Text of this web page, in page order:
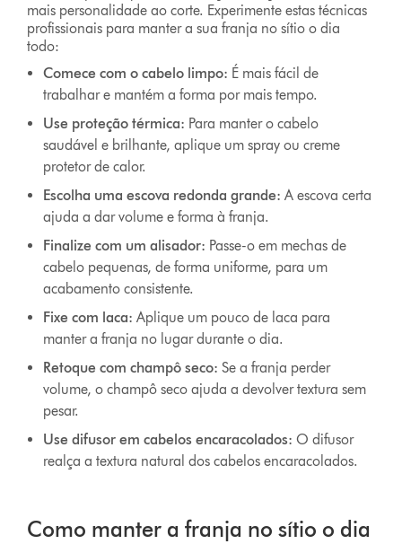
mais personalidade ao corte. Experimente estas técnicas
profissionais para manter a sua franja no sítio o dia
todo:
Comece com o cabelo limpo: É mais fácil de
trabalhar e mantém a forma por mais tempo.
Use proteção térmica: Para manter o cabelo
saudável e brilhante, aplique um spray ou creme
protetor de calor.
Escolha uma escova redonda grande:A escova certa
ajuda a dar volume e forma à franja.
Finalize com um alisador: Passe-o em mechas de
cabelo pequenas, de forma uniforme, para um
acabamento consistente.
Fixe com laca: Aplique um pouco de laca para
manter a franja no lugar durante o dia.
Retoque com champô seco: Se a franja perder
volume, o champô seco ajuda a devolver textura sem
pesar.
Use difusor em cabelos encaracolados: O difusor
realça a textura natural dos cabelos encaracolados.
Como manter a franja no sítio o dia